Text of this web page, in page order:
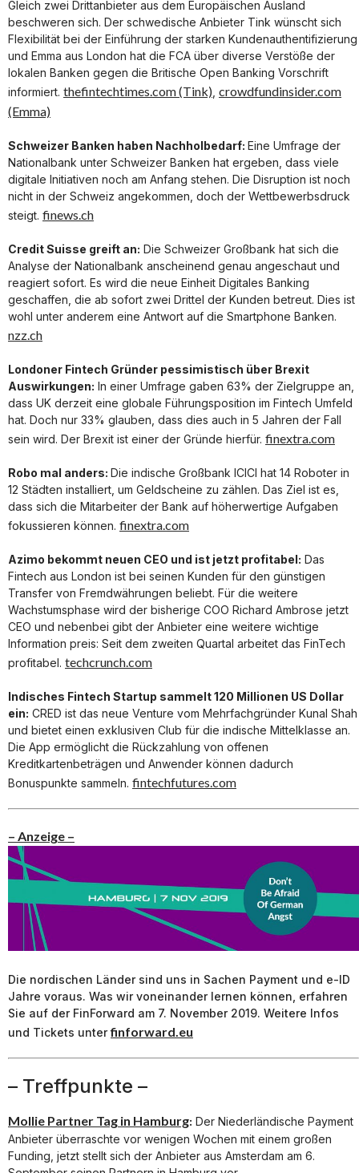
Gleich zwei Drittanbieter aus dem Europäischen Ausland
beschweren sich. Der schwedische Anbieter Tink wünscht sich
Flexibilität bei der Einführung der starken Kundenauthentifizierung
und Emma aus London hat die FCA über diverse Verstöße der
lokalen Banken gegen die Britische Open Banking Vorschrift
informiert. thefintechtimes.com (Tink) crowdfundinsider.com
(Emma)
Schweizer Banken haben Nachholbedarf: Eine Umfrage der
Nationalbank unter Schweizer Banken hat ergeben, dass viele
digitale Initiativen noch am Anfang stehen. Die Disruption ist noch
nicht in der Schweiz angekommen, doch der Wettbewerbsdruck
steigt. finews.ch
Credit Suisse greift an: Die Schweizer Großbank hat sich die
Analyse der Nationalbank anscheinend genau angeschaut und
reagiert sofort. Es wird die neue Einheit Digitales Banking
geschaffen, die ab sofort zwei Drittel der Kunden betreut. Dies ist
wohl unter anderem eine Antwort auf die Smartphone Banken.
nzz.ch
Londoner Fintech Gründer pessimistisch über Brexit
Auswirkungen: In einer Umfrage gaben 63% der Zielgruppe an,
dass UK derzeit eine globale Führungsposition im Fintech Umfeld
hat. Doch nur 33% glauben, dass dies auch in 5 Jahren der Fall
sein wird. Der Brexit ist einer der Gründe hierfür. finextra.com
Robo mal anders: Die indische Großbank ICICI hat 14 Roboter in
12 Städten installiert, um Geldscheine zu zählen. Das Ziel ist es,
dass sich die Mitarbeiter der Bank auf höherwertige Aufgaben
fokussieren können. finextra.com
Azimo bekommt neuen CEO und ist jetzt profitabel: Das
Fintech aus London ist bei seinen Kunden für den günstigen
Transfer von Fremdwährungen beliebt. Für die weitere
Wachstumsphase wird der bisherige COO Richard Ambrose jetzt
CEO und nebenbei gibt der Anbieter eine weitere wichtige
Information preis: Seit dem zweiten Quartal arbeitet das FinTech
profitabel. techcrunch.com
Indisches Fintech Startup sammelt 120 Millionen US Dollar
ein: CRED ist das neue Venture vom Mehrfachgründer Kunal Shah
und bietet einen exklusiven Club für die indische Mittelklasse an.
Die App ermöglicht die Rückzahlung von offenen
Kreditkartenbeträgen und Anwender können dadurch
Bonuspunkte sammeln. fintechfutures.com
– Anzeige –
Die nordischen Länder sind uns in Sachen Payment und e-ID
Jahre voraus. Was wir voneinander lernen können, erfahren
Sie auf der FinForward am 7. November 2019. Weitere Infos
und Tickets unterfinforward.eu
– Treffpunkte –
Mollie Partner Tag in Hamburg: Der Niederländische Payment
Anbieter überraschte vor wenigen Wochen mit einem großen
Funding, jetzt stellt sich der Anbieter aus Amsterdam am 6.